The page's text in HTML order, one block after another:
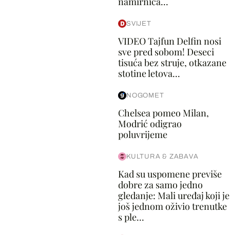
SVIJET
VIDEO Tajfun Delfin nosi
sve pred sobom! Deseci
tisuća bez struje, otkazane
stotine letova...
NOGOMET
Chelsea pomeo Milan,
Modrić odigrao
poluvrijeme
KULTURA & ZABAVA
Kad su uspomene previše
dobre za samo jedno
gledanje: Mali uređaj koji je
još jednom oživio trenutke
s ple...